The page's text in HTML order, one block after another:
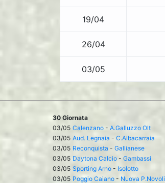
19/04
26/04
03/05
30 Giornata
03/05 Calenzano - A.Galluzzo Olt
03/05 Aud. Legnaia - C.Albacarraia
03/05 Reconquista - Gallianese
03/05 Daytona Calcio - Gambassi
03/05 Sporting Arno - Isolotto
03/05 Poggio Caiano - Nuova P.Novoli